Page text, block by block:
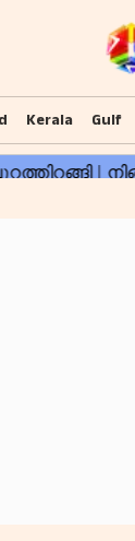
Kerala Gulf